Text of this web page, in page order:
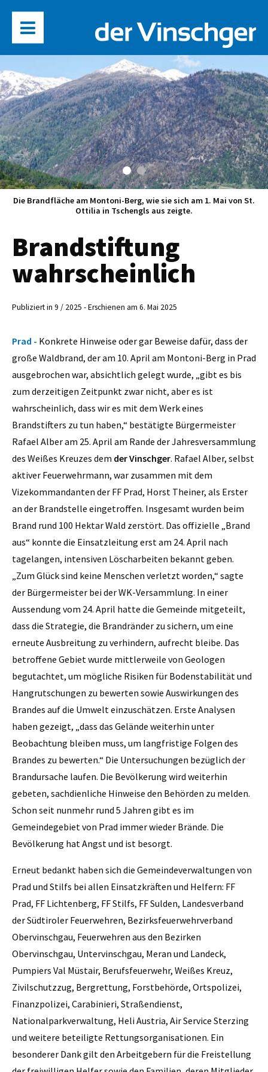
Die Brandfläche am Montoni-Berg, wie sie sich am 1. Mai von St.
Ottilia in Tschengls aus zeigte.
Brandstiftung
wahrscheinlich
Publiziert in 9 / 2025 - Erschienen am 6. Mai 2025
Prad - Konkrete Hinweise oder gar Beweise dafür, dass der
große Waldbrand, der am 10. April am Montoni-Berg in Prad
ausgebrochen war, absichtlich gelegt wurde, „gibt es bis
zum derzeitigen Zeitpunkt zwar nicht, aber es ist
wahrscheinlich, dass wir es mit dem Werk eines
Brandstifters zu tun haben,“ bestätigte Bürgermeister
Rafael Alber am 25. April am Rande der Jahresversammlung
des Weißes Kreuzes dem der Vinschger. Rafael Alber, selbst
aktiver Feuerwehrmann, war zusammen mit dem
Vizekommandanten der FF Prad, Horst Theiner, als Erster
an der Brandstelle eingetroffen. Insgesamt wurden beim
Brand rund 100 Hektar Wald zerstört. Das offizielle „Brand
aus“ konnte die Einsatzleitung erst am 24. April nach
tagelangen, intensiven Löscharbeiten bekannt geben.
„Zum Glück sind keine Menschen verletzt worden,“ sagte
der Bürgermeister bei der WK-Versammlung. In einer
Aussendung vom 24. April hatte die Gemeinde mitgeteilt,
dass die Strategie, die Brandränder zu sichern, um eine
erneute Ausbreitung zu verhindern, aufrecht bleibe. Das
betroffene Gebiet wurde mittlerweile von Geologen
begutachtet, um mögliche Risiken für Bodenstabilität und
Hangrutschungen zu bewerten sowie Auswirkungen des
Brandes auf die Umwelt einzuschätzen. Erste Analysen
haben gezeigt, „dass das Gelände weiterhin unter
Beobachtung bleiben muss, um langfristige Folgen des
Brandes zu bewerten.“ Die Untersuchungen bezüglich der
Brandursache laufen. Die Bevölkerung wird weiterhin
gebeten, sachdienliche Hinweise den Behörden zu melden.
Schon seit nunmehr rund 5 Jahren gibt es im
Gemeindegebiet von Prad immer wieder Brände. Die
Bevölkerung hat Angst und ist besorgt.
Erneut bedankt haben sich die Gemeindeverwaltungen von
Prad und Stilfs bei allen Einsatzkräften und Helfern: FF
Prad, FF Lichtenberg, FF Stilfs, FF Sulden, Landesverband
der Südtiroler Feuerwehren, Bezirksfeuerwehrverband
Obervinschgau, Feuerwehren aus den Bezirken
Obervinschgau, Untervinschgau, Meran und Landeck,
Pumpiers Val Müstair, Berufsfeuerwehr, Weißes Kreuz,
Zivilschutzzug, Bergrettung, Forstbehörde, Ortspolizei,
Finanzpolizei, Carabinieri, Straßendienst,
Nationalparkverwaltung, Heli Austria, Air Service Sterzing
und weitere beteiligte Rettungsorganisationen. Ein
besonderer Dank gilt den Arbeitgebern für die Freistellung